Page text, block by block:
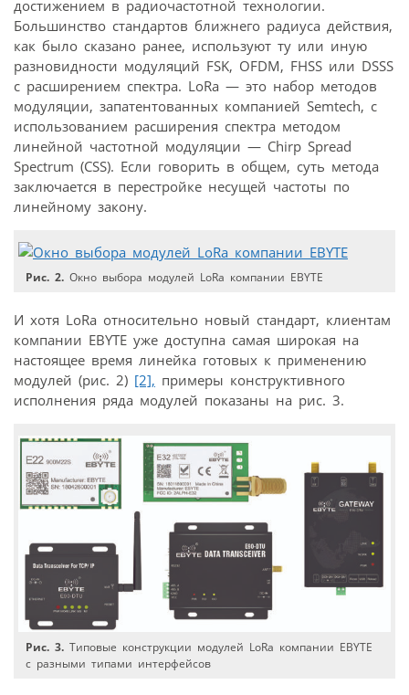
достижением в радиочастотной технологии.
Большинство стандартов ближнего радиуса действия,
как было сказано ранее, используют ту или иную
разновидности модуляций FSK, OFDM, FHSS или DSSS
с расширением спектра. LoRa — это набор методов
модуляции, запатентованных компанией Semtech, с
использованием расширения спектра методом
линейной частотной модуляции — Chirp Spread
Spectrum (CSS). Если говорить в общем, суть метода
заключается в перестройке несущей частоты по
линейному закону.
Рис. 2. Окно выбора модулей LoRa компании EBYTE
И хотя LoRa относительно новый стандарт, клиентам
компании EBYTE уже доступна самая широкая на
настоящее время линейка готовых к применению
модулей (рис. 2) [2], примеры конструктивного
исполнения ряда модулей показаны на рис. 3.
Рис. 3. Типовые конструкции модулей LoRa компании EBYTE
с разными типами интерфейсов